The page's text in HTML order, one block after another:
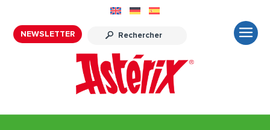
NEWSLETTER